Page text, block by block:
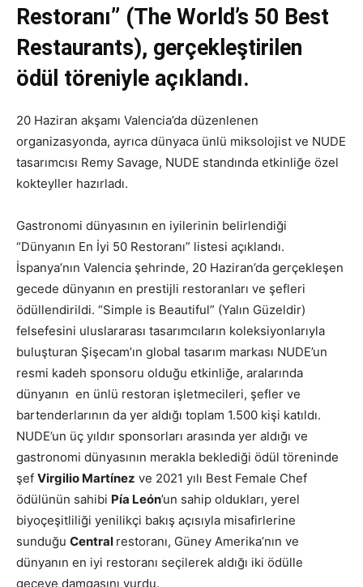
Restoranı” (The World’s 50 Best
Restaurants), gerçekleştirilen
ödül töreniyle açıklandı.
20 Haziran akşamı Valencia’da düzenlenen
organizasyonda, ayrıca dünyaca ünlü miksolojist ve NUDE
tasarımcısı Remy Savage, NUDE standında etkinliğe özel
kokteyller hazırladı.
Gastronomi dünyasının en iyilerinin belirlendiği
“Dünyanın En İyi 50 Restoranı” listesi açıklandı.
İspanya’nın Valencia şehrinde, 20 Haziran’da gerçekleşen
gecede dünyanın en prestijli restoranları ve şefleri
ödüllendirildi. “Simple is Beautiful” (Yalın Güzeldir)
felsefesini uluslararası tasarımcıların koleksiyonlarıyla
buluşturan Şişecam’ın global tasarım markası NUDE’un
resmi kadeh sponsoru olduğu etkinliğe, aralarında
dünyanın en ünlü restoran işletmecileri, şefler ve
bartenderlarının da yer aldığı toplam 1.500 kişi katıldı.
NUDE’un üç yıldır sponsorları arasında yer aldığı ve
gastronomi dünyasının merakla beklediği ödül töreninde
şef Virgilio Martínez ve 2021 yılı Best Female Chef
ödülünün sahibi Pía León’un sahip oldukları, yerel
biyoçeşitliliği yenilikçi bakış açısıyla misafirlerine
sunduğu Central restoranı, Güney Amerika’nın ve
dünyanın en iyi restoranı seçilerek aldığı iki ödülle
geceye damgasını vurdu.